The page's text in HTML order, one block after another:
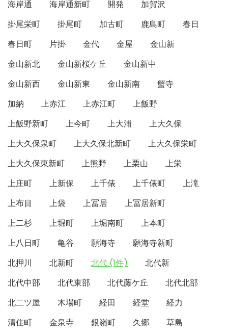
海岸通 海岸通新町 開発
加賀沢
掛尾栄町
掛尾町 加古町 鹿島町
春日
春日町
片掛 金代 金屋
金山新
金山新北
金山新桜ケ丘
金山新中
金山新西
金山新東 金山新南
蟹寺
加納
上赤江 上赤江町
上飯野
上飯野新町
上今町 上大浦
上大久保
上大久保泉町
上大久保北新町
上大久保栄町
上大久保東新町
上熊野 上栗山
上栄
上庄町
上新保 上千俵 上千俵町
上滝
上布目
上袋 上冨居
上冨居新町
上二杉
上堀町 上堀南町
上本町
上八日町
亀谷 願海寺
願海寺新町
北押川
北新町 北代 (1件)
北代新
北代中部
北代東部 北代藤ケ丘
北代北部
北二ツ屋
木場町 経田 経堂
経力
清住町
金泉寺 銀嶺町 久郷
草島